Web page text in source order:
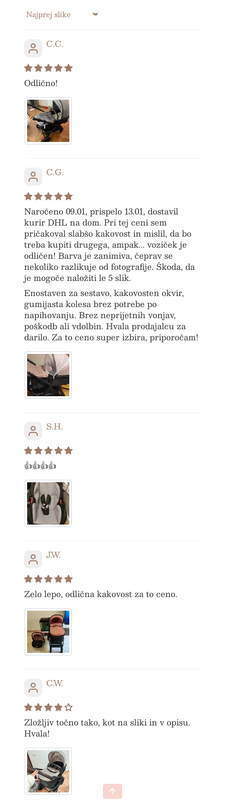
Sort by
C.C.
Odlično!
C.G.
Naročeno 09.01, prispelo 13.01, dostavil
kurir DHL na dom. Pri tej ceni sem
pričakoval slabšo kakovost in mislil, da bo
treba kupiti drugega, ampak... voziček je
odličen! Barva je zanimiva, čeprav se
nekoliko razlikuje od fotografije. Škoda, da
je mogoče naložiti le 5 slik.
Enostaven za sestavo, kakovosten okvir,
gumijasta kolesa brez potrebe po
napihovanju. Brez neprijetnih vonjav,
poškodb ali vdolbin. Hvala prodajalcu za
darilo. Za to ceno super izbira, priporočam!
S.H.
👍👍👍👍
J.W.
Zelo lepo, odlična kakovost za to ceno.
C.W.
Zložljiv točno tako, kot na sliki in v opisu.
Hvala!